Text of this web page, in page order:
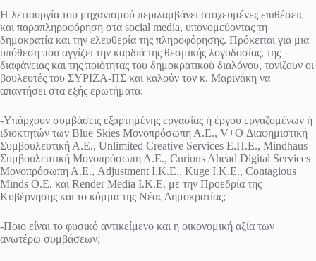
Η λειτουργία του μηχανισμού περιλαμβάνει στοχευμένες επιθέσεις
και παραπληροφόρηση στα social media, υπονομεύοντας τη
δημοκρατία και την ελευθερία της πληροφόρησης. Πρόκειται για μια
υπόθεση που αγγίζει την καρδιά της θεσμικής λογοδοσίας, της
διαφάνειας και της ποιότητας του δημοκρατικού διαλόγου, τονίζουν οι
βουλευτές του ΣΥΡΙΖΑ-ΠΣ και καλούν τον κ. Μαρινάκη να
απαντήσει στα εξής ερωτήματα:
-Υπάρχουν συμβάσεις εξαρτημένης εργασίας ή έργου εργαζομένων ή
ιδιοκτητών των Blue Skies Μονοπρόσωπη Α.Ε., V+O Διαφημιστική
Συμβουλευτική Α.Ε., Unlimited Creative Services Ε.Π.Ε., Mindhaus
Συμβουλευτική Μονοπρόσωπη Α.Ε., Curious Ahead Digital Services
Μονοπρόσωπη Α.Ε., Adjustment Ι.Κ.Ε., Kuge Ι.Κ.Ε., Contagious
Minds O.E. και Render Media Ι.Κ.Ε. με την Προεδρία της
Κυβέρνησης και το κόμμα της Νέας Δημοκρατίας;
-Ποιο είναι το φυσικό αντικείμενο και η οικονομική αξία των
ανωτέρω συμβάσεων;